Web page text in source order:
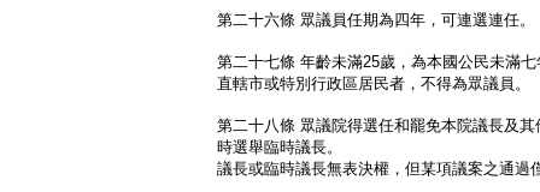
第二十六條 眾議員任期為四年，可連選連任。
第二十七條 年齡未滿25歲，為本國公民未滿
直轄市或特別行政區居民者，不得為眾議員。
第二十八條 眾議院得選任和罷免本院議長及
時選舉臨時議長。
議長或臨時議長無表決權，但某項議案之通過